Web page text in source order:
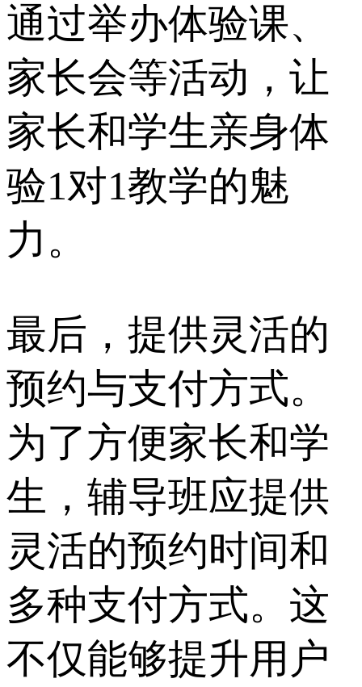
通过举办体验课、
家长会等活动，让
家长和学生亲身体
验1对1教学的魅
力。
最后，提供灵活的
预约与支付方式。
为了方便家长和学
生，辅导班应提供
灵活的预约时间和
多种支付方式。这
不仅能够提升用户